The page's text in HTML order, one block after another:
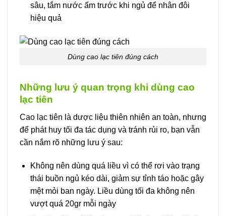
sâu, tắm nước ấm trước khi ngủ để nhân đôi
hiệu quả
Dùng cao lạc tiên đúng cách
Những lưu ý quan trọng khi dùng cao
lạc tiên
Cao lạc tiên là dược liệu thiên nhiên an toàn, nhưng
để phát huy tối đa tác dụng và tránh rủi ro, bạn vẫn
cần nắm rõ những lưu ý sau:
Không nên dùng quá liều vì có thể rơi vào trạng
thái buồn ngủ kéo dài, giảm sự tỉnh táo hoặc gây
mệt mỏi ban ngày. Liều dùng tối đa không nên
vượt quá 20gr mỗi ngày